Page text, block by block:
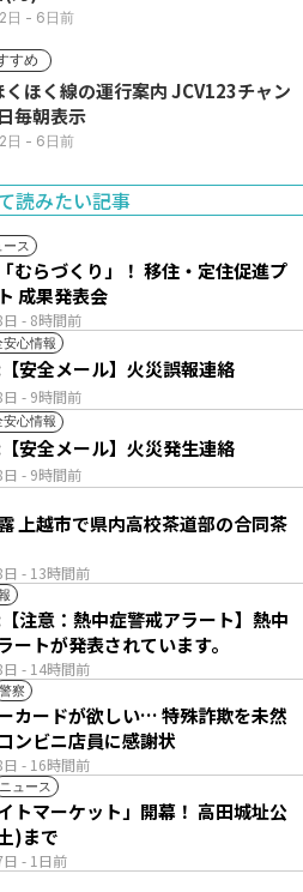
日 - 6日前
すめ
線の運行案内 JCV123チャン
毎朝表示
日 - 6日前
読みたい記事
ース
- 8時間前
むらづくり」！ 移住・定住促進プ
成果発表会
安心情報
- 9時間前
安全メール】火災誤報連絡
安心情報
- 9時間前
安全メール】火災発生連絡
- 13時間前
上越市で県内高校茶道部の合同茶
- 14時間前
注意：熱中症警戒アラート】熱中
ートが発表されています。
警察
- 16時間前
カードが欲しい… 特殊詐欺を未然
ンビニ店員に感謝状
ニュース
- 1日前
トマーケット」開幕！ 高田城址公
)まで